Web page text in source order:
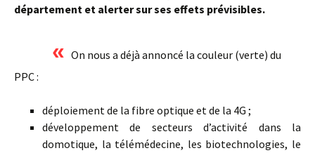
département et alerter sur ses effets prévisibles.
« On nous a déjà annoncé la couleur (verte) du
PPC :
déploiement de la fibre optique et de la 4G ;
développement de secteurs d’activité dans la
domotique, la télémédecine, les biotechnologies, le